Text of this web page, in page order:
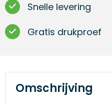
Snelle levering
Gratis drukproef
Omschrijving